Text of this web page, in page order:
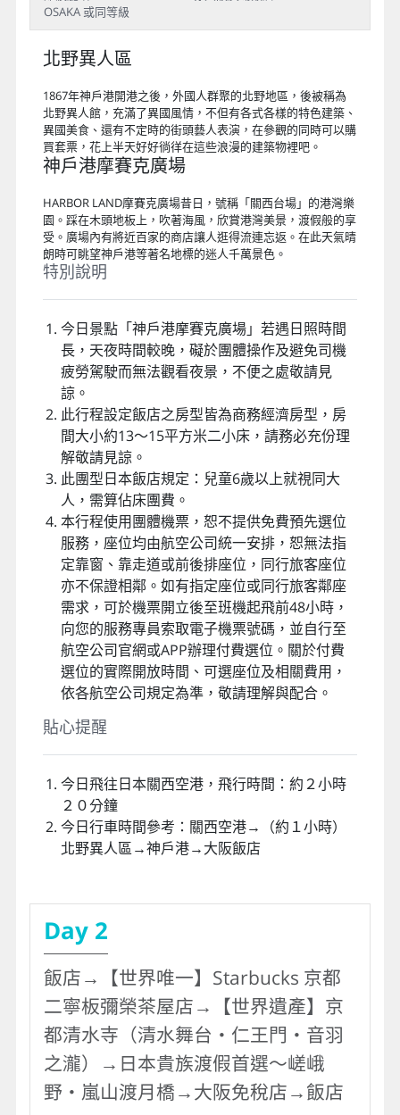
早餐：機上簡餐
晚餐：涮涮鍋+章魚燒DIY 或 涮涮鍋+大阪燒 或 日式御
住宿：大阪心齋橋格蘭多飯店 Shinsaibashi Grand
Hotel Osaka 或 大阪新今宮萬豪城市快捷酒店 City Express
By Marriott Osaka Shin-Imamiya 或 城市快捷 by 萬豪 大阪
難波南 City Express by Marriott Osaka Namba-Minami 或
SARASA HOTEL 新大阪 SARASA HOTEL Shin-Osaka 或
SARASA HOTEL 心齋橋 SARASA HOTEL Shinsaibashi 或
SARASA HOTEL 難波 SARASA HOTEL Namba 或 大阪本町彩
鴻飯店 Travelodge Honmachi Osaka 或 Rita Hotel Namba
難波麗塔 Rita Hotel Namba 或 大阪廣場飯店 HOTEL PLAZA
北野異人區
1867年神戶港開港之後，外國人群聚的北野地區，後被稱為
北野異人館，充滿了異國風情，不但有各式各樣的特色建築、
異國美食、還有不定時的街頭藝人表演，在參觀的同時可以購
買套票，花上半天好好徜徉在這些浪漫的建築物裡吧。
神戶港摩賽克廣場
HARBOR LAND摩賽克廣場昔日，號稱「關西台場」的港灣樂
園。踩在木頭地板上，吹著海風，欣賞港灣美景，渡假般的享
受。廣場內有將近百家的商店讓人逛得流連忘返。在此天氣晴
朗時可眺望神戶港等著名地標的迷人千萬景色。
特別說明
今日景點「神戶港摩賽克廣場」若遇日照時間
長，天夜時間較晚，礙於團體操作及避免司機
疲勞駕駛而無法觀看夜景，不便之處敬請見
諒。
此行程設定飯店之房型皆為商務經濟房型，房
解敬請見諒。
此團型日本飯店規定：兒童6歲以上就視同大
人，需算佔床團費。
本行程使用團體機票，恕不提供免費預先選位
服務，座位均由航空公司統一安排，恕無法指
定靠窗、靠走道或前後排座位，同行旅客座位
亦不保證相鄰。如有指定座位或同行旅客鄰座
向您的服務專員索取電子機票號碼，並自行至
航空公司官網或APP辦理付費選位。關於付費
選位的實際開放時間、可選座位及相關費用，
依各航空公司規定為準，敬請理解與配合。
貼心提醒
今日飛往日本關西空港，飛行時間：約２小時
２０分鐘
今日行車時間參考：關西空港→（約１小時）